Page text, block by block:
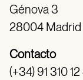
Génova 3
28004 Madrid
Contacto
(+34) 91 310